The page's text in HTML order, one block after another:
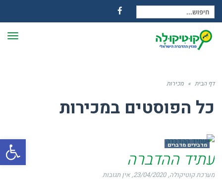
חיפוש עבור:
Facebook
דף הבית » מכירות
כל הפוסטים במכירות
מדבירים מדברים
עתיד ההדברה
מערכת קוטיקולה 23/04/2020 אין תגובות